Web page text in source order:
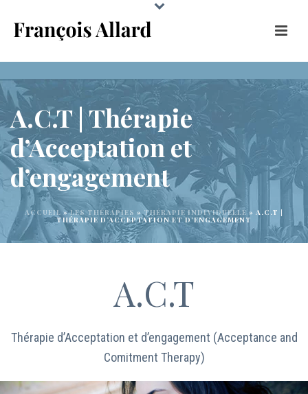
A.C.T | Thérapie
d’Acceptation et
d’engagement
ACCUEIL »LES THÉRAPIES »THÉRAPIE INDIVIDUELLE» A.C.T |
THÉRAPIE D’ACCEPTATION ET D’ENGAGEMENT
A.C.T
Thérapie d’Acceptation et d’engagement (Acceptance and
Comitment Therapy)